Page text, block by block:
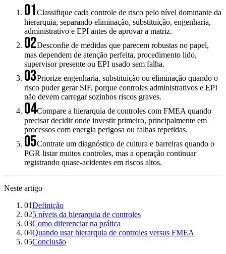
01Classifique cada controle de risco pelo nível dominante da
hierarquia, separando eliminação, substituição, engenharia,
administrativo e EPI antes de aprovar a matriz.
02Desconfie de medidas que parecem robustas no papel,
mas dependem de atenção perfeita, procedimento lido,
supervisor presente ou EPI usado sem falha.
03Priorize engenharia, substituição ou eliminação quando o
risco puder gerar SIF, porque controles administrativos e EPI
não devem carregar sozinhos riscos graves.
04Compare a hierarquia de controles com FMEA quando
precisar decidir onde investir primeiro, principalmente em
processos com energia perigosa ou falhas repetidas.
05Contrate um diagnóstico de cultura e barreiras quando o
PGR listar muitos controles, mas a operação continuar
registrando quase-acidentes em riscos altos.
Neste artigo
01Definição
025 níveis da hierarquia de controles
03Como diferenciar na prática
04Quando usar hierarquia de controles versus FMEA
05Conclusão